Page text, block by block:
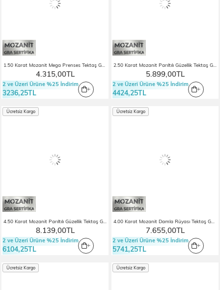
1.50 Karat Mozanit Mega Prenses Tektaş Gümüş Kolye
4.315,00TL
2 ve Üzeri Ürüne %25 İndirim
3236,25TL
2.50 Karat Mozanit Parıltılı Güzellik Tektaş Gümüş Kolye
5.899,00TL
2 ve Üzeri Ürüne %25 İndirim
4424,25TL
4.50 Karat Mozanit Parıltılı Güzellik Tektaş Gümüş Kolye
8.139,00TL
Ücretsiz Kargo
2 ve Üzeri Ürüne %25 İndirim
6104,25TL
4.00 Karat Mozanit Damla Rüyası Tektaş Gümüş Kolye
7.655,00TL
Ücretsiz Kargo
2 ve Üzeri Ürüne %25 İndirim
5741,25TL
Ücretsiz Kargo Ücretsiz Kargo